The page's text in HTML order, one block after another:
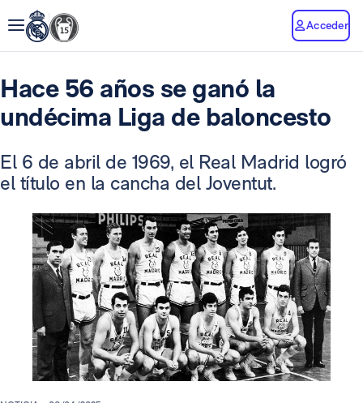
Acceder
Hace 56 años se ganó la
undécima Liga de baloncesto
El 6 de abril de 1969, el Real Madrid logró
el título en la cancha del Joventut.